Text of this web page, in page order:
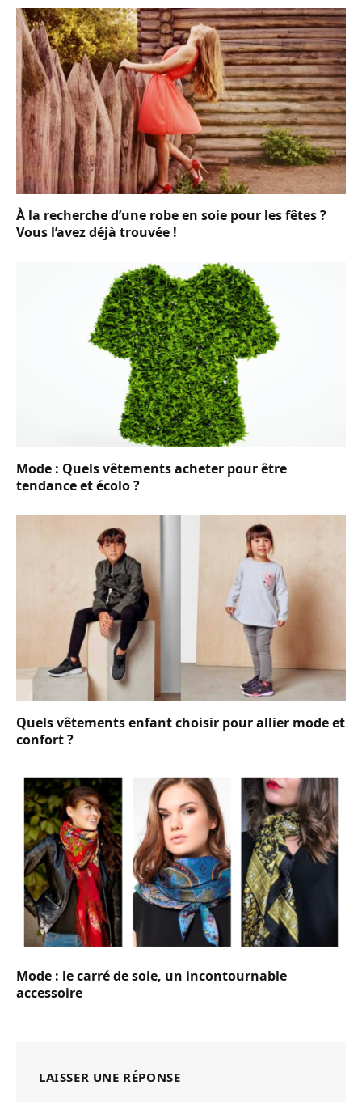
À la recherche d’une robe en soie pour les fêtes ?
Vous l’avez déjà trouvée !
Mode : Quels vêtements acheter pour être
tendance et écolo ?
Quels vêtements enfant choisir pour allier mode et
confort ?
Mode : le carré de soie, un incontournable
accessoire
LAISSER UNE RÉPONSE